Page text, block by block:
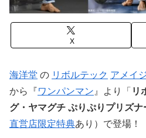
X
海洋堂 の リボルテック アメイ
から『ワンパンマン 』より「 リ
グ・ヤマグチ ぷりぷりプリズナ
直営店限定特典あり）で登場！